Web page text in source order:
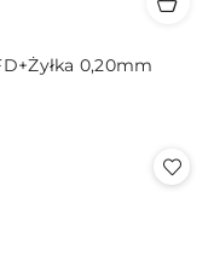
0,20mm